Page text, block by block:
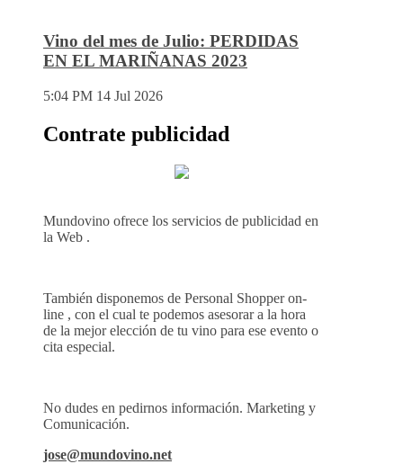
Vino del mes de Julio: PERDIDAS
EN EL MARIÑANAS 2023
5:04 PM 14 Jul 2026
Contrate publicidad
Mundovino ofrece los servicios de publicidad en
la Web .
También disponemos de Personal Shopper on-
line , con el cual te podemos asesorar a la hora
de la mejor elección de tu vino para ese evento o
cita especial.
No dudes en pedirnos información. Marketing y
Comunicación.
jose@mundovino.net